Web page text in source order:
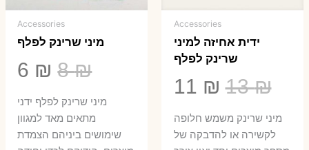
Accessories
ידית אחיזה למיני
שרינק לפלף
13₪
המחיר
המקורי
היה:
11 ₪
הוא:
​מיני שרינק משמש חלופה
לקשירה או להדבקה של
Accessories
מיני שרינק לפלף
8₪
היה:
6 ₪
מיני שרינק לפלף ידני
מתאים מאד למגוון
שימושים ביניהם הצמדת